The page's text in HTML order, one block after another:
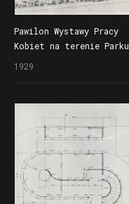
Pawilon Wystawy Pracy
Kobiet na terenie Parku
Wilsona w czasie
szczyty kamienic przy
ul. Matejki
1929